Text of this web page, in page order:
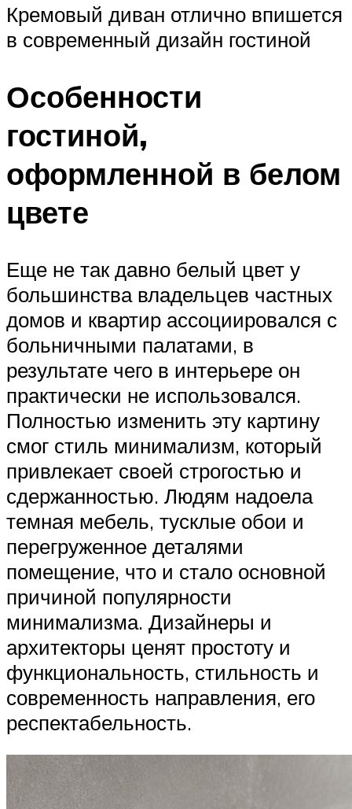
Кремовый диван отлично впишется
в современный дизайн гостиной
Особенности
гостиной,
оформленной в белом
цвете
Еще не так давно белый цвет у
большинства владельцев частных
домов и квартир ассоциировался с
больничными палатами, в
результате чего в интерьере он
практически не использовался.
Полностью изменить эту картину
смог стиль минимализм, который
привлекает своей строгостью и
сдержанностью. Людям надоела
темная мебель, тусклые обои и
перегруженное деталями
помещение, что и стало основной
причиной популярности
минимализма. Дизайнеры и
архитекторы ценят простоту и
функциональность, стильность и
современность направления, его
респектабельность.